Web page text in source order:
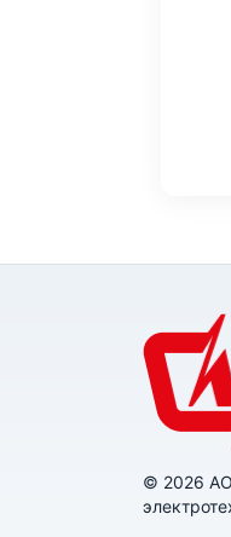
© 2026